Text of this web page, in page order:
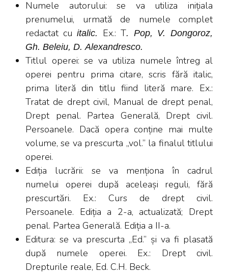
Numele autorului: se va utiliza inițiala
prenumelui, urmată de numele complet
redactat cu italic. Ex.: T. Pop, V. Dongoroz,
Gh. Beleiu, D. Alexandresco.
Titlul operei: se va utiliza numele întreg al
operei pentru prima citare, scris fără italic,
prima literă din titlu fiind literă mare. Ex.:
Tratat de drept civil, Manual de drept penal,
Drept penal. Partea Generală, Drept civil.
Persoanele. Dacă opera conține mai multe
volume, se va prescurta „vol.” la finalul titlului
operei.
Ediția lucrării: se va menționa în cadrul
numelui operei după aceleași reguli, fără
prescurtări. Ex.: Curs de drept civil.
Persoanele. Ediția a 2-a, actualizată; Drept
penal. Partea Generală. Ediția a II-a.
Editura: se va prescurta „Ed.” și va fi plasată
după numele operei. Ex.: Drept civil.
Drepturile reale, Ed. C.H. Beck.